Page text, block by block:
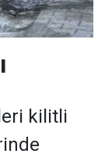
kilitli